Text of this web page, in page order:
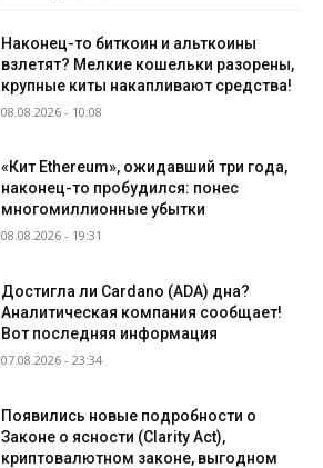
Наконец-то биткоин и альткоины
взлетят? Мелкие кошельки разорены,
крупные киты накапливают средства!
08.08.2026 - 10:08
«Кит Ethereum», ожидавший три года,
наконец-то пробудился: понес
многомиллионные убытки
08.08.2026 - 19:31
Достигла ли Cardano (ADA) дна?
Аналитическая компания сообщает!
Вот последняя информация
07.08.2026 - 23:34
Появились новые подробности о
Законе о ясности (Clarity Act),
криптовалютном законе, выгодном